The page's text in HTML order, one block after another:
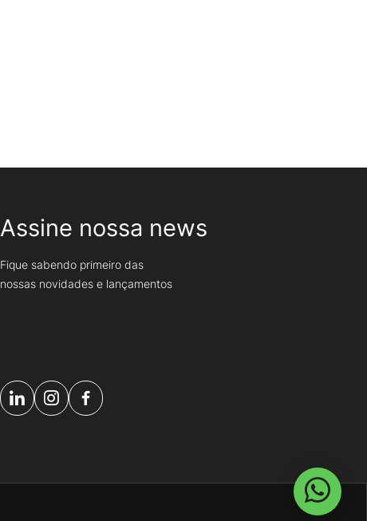
Assine nossa news
Fique sabendo primeiro das
nossas novidades e lançamentos
e-
mail